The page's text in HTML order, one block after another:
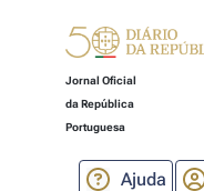
Jornal Oficial
da República
Portuguesa
Ajuda